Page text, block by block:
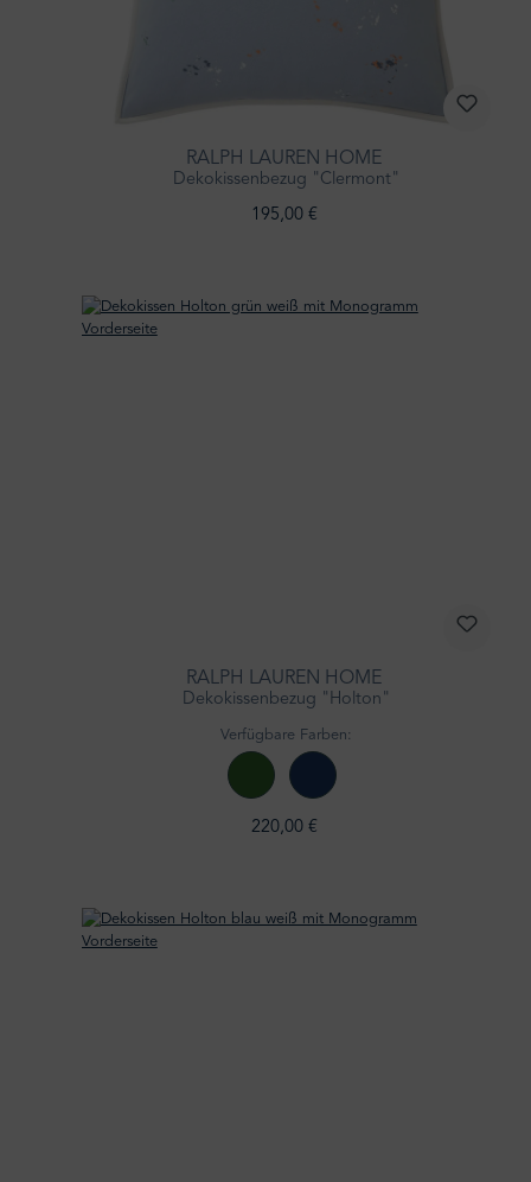
RALPH LAUREN HOME
Dekokissenbezug "Clermont"
195,00 €
RALPH LAUREN HOME
Dekokissenbezug "Holton"
Verfügbare Farben:
220,00 €